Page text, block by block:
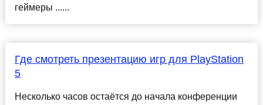
геймеры ......
Где смотреть презентацию игр для PlayStation
5
Несколько часов остаётся до начала конференции